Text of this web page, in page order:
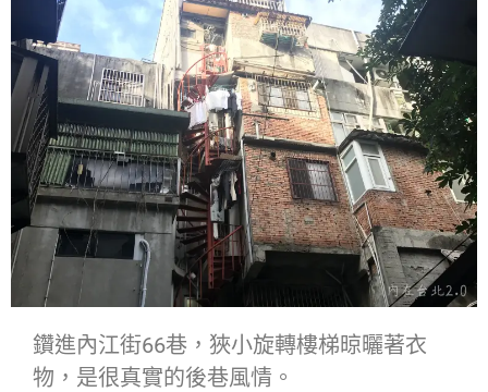
鑽進內江街66巷，狹小旋轉樓梯晾曬著衣
物，是很真實的後巷風情。